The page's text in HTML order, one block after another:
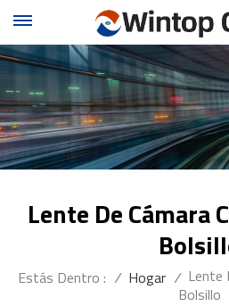
Lente De Cámara
Estás Dentro : / Hogar / Lente
Bolsillo